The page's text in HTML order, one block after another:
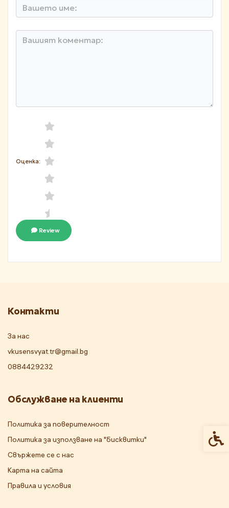
Оценка:
Review
Контакти
За нас
vkusensvyat.tr@gmail.bg
0884429232
Обслужване на клиенти
Политика за поверителност
Политика за използване на "бисквитки"
Свържете се с нас
Карта на сайта
Правила и условия